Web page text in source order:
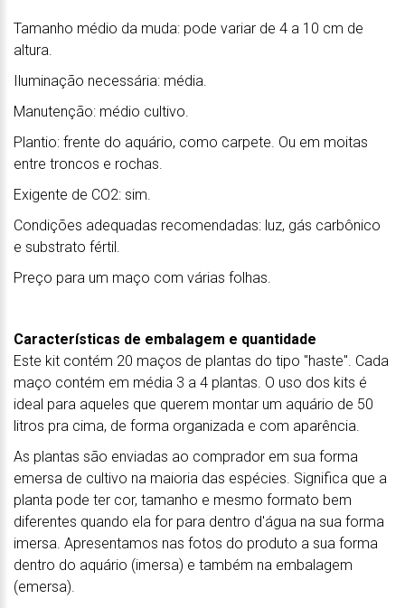
Tamanho médio da muda: pode variar de 4 a 10 cm de
altura.
Iluminação necessária: média.
Manutenção: médio cultivo.
Plantio: frente do aquário, como carpete. Ou em moitas
entre troncos e rochas.
Exigente de CO2: sim.
Condições adequadas recomendadas: luz, gás carbônico
e substrato fértil.
Preço para um maço com várias folhas.
Características de embalagem e quantidade
Este kit contém 20 maços de plantas do tipo "haste". Cada
maço contém em média 3 a 4 plantas. O uso dos kits é
ideal para aqueles que querem montar um aquário de 50
litros pra cima, de forma organizada e com aparência.
As plantas são enviadas ao comprador em sua forma
emersa de cultivo na maioria das espécies. Significa que a
planta pode ter cor, tamanho e mesmo formato bem
diferentes quando ela for para dentro d'água na sua forma
imersa. Apresentamos nas fotos do produto a sua forma
dentro do aquário (imersa) e também na embalagem
(emersa).